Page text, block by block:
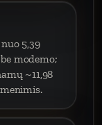
5,39
modemo;
~11,98